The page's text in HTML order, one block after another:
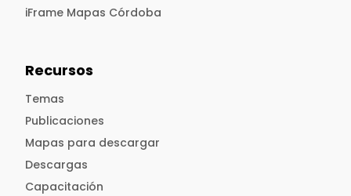
iFrame Mapas Córdoba
Recursos
Temas
Publicaciones
Mapas para descargar
Descargas
Capacitación